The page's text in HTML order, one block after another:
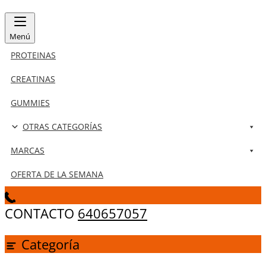
Menú
PROTEINAS
CREATINAS
GUMMIES
OTRAS CATEGORÍAS
MARCAS
OFERTA DE LA SEMANA
CONTACTO 640657057
Categoría